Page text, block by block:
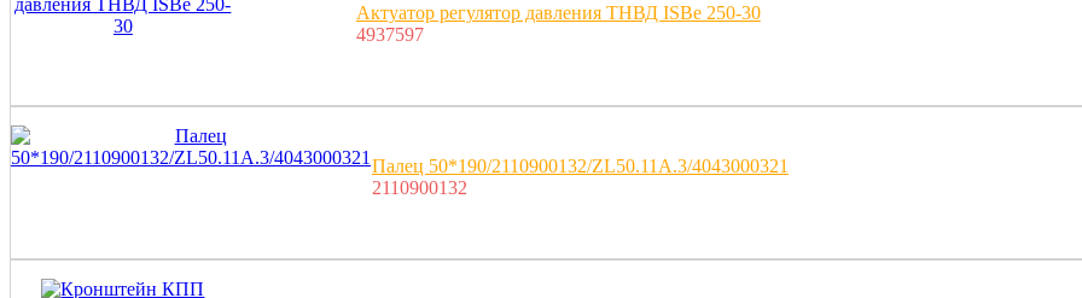
Актуатор регулятор давления ТНВД ISBe 250-30
4937597
Палец 50*190/2110900132/ZL50.11A.3/4043000321
2110900132